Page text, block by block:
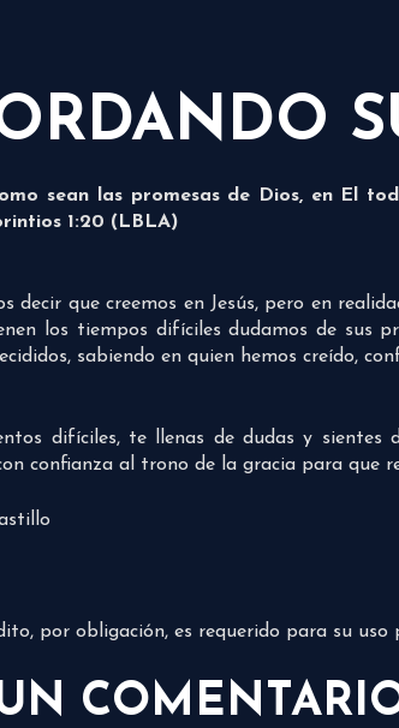
sean las promesas de Dios, en El
1:20 (LBLA)
decir que creemos en Jesús, pero en
los tiempos difíciles dudamos de sus
sabiendo en quien hemos creído,
difíciles, te llenas de dudas y
confianza al trono de la gracia para que
por obligación, es requerido para su